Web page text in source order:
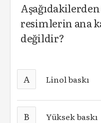
resimlerin ana
değildir?
A Linol baskı
B Yüksek baskı